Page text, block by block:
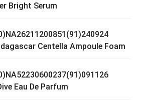
Bright Serum
Centella Ampoule Foam
Eau De Parfum